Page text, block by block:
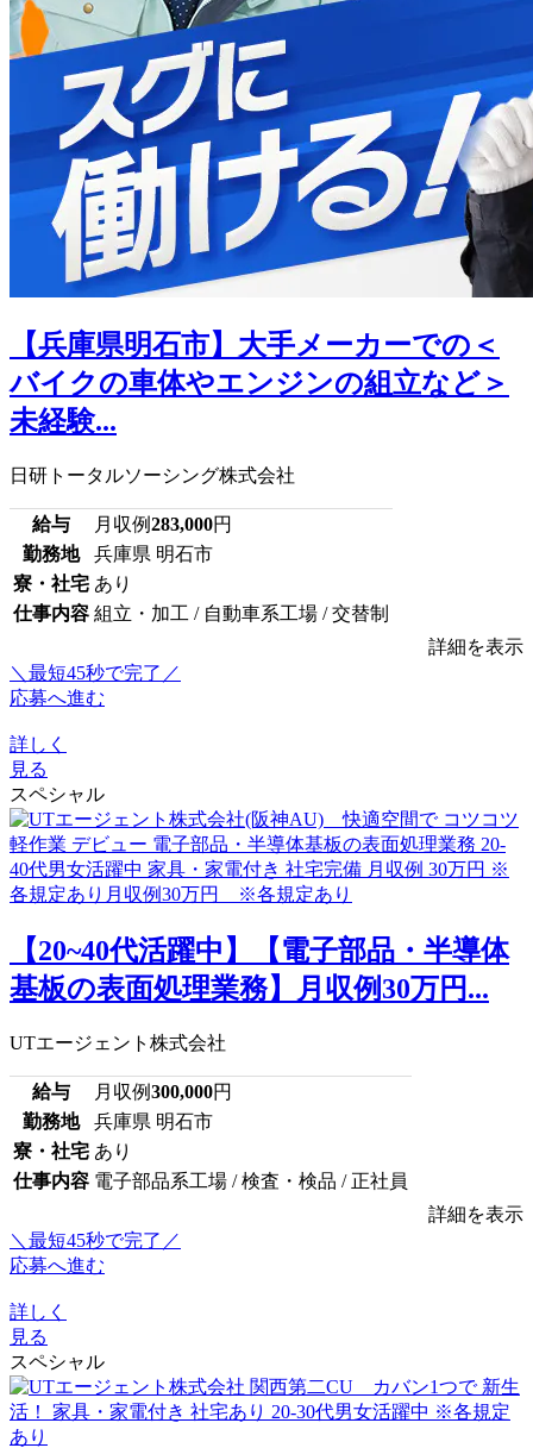
【兵庫県明石市】大手メーカーでの＜
バイクの車体やエンジンの組立など＞
未経験...
日研トータルソーシング株式会社
給与 月収例283,000円
勤務地
兵庫県 明石市
寮・社宅 あり
仕事内容 組立・加工 / 自動車系工場 / 交替制
詳細を表示
＼最短45秒で完了／
応募へ進む
詳しく
見る
スペシャル
【20~40代活躍中】【電子部品・半導体
基板の表面処理業務】月収例30万円...
UTエージェント株式会社
給与 月収例300,000円
勤務地
兵庫県 明石市
寮・社宅 あり
仕事内容 電子部品系工場 / 検査・検品 / 正社員
詳細を表示
＼最短45秒で完了／
応募へ進む
詳しく
見る
スペシャル